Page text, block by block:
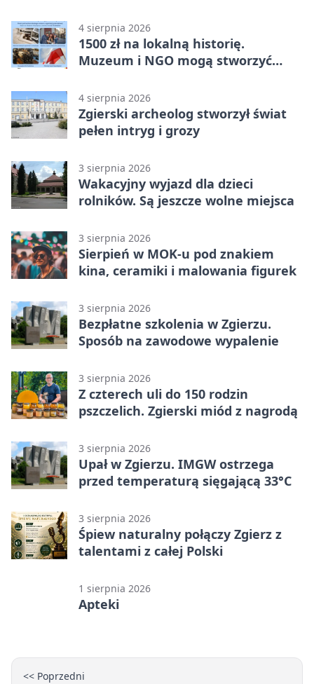
4 sierpnia 2026
1500 zł na lokalną historię.
Muzeum i NGO mogą stworzyć
4 sierpnia 2026
Zgierski archeolog stworzył świat
pełen intryg i grozy
3 sierpnia 2026
Wakacyjny wyjazd dla dzieci
rolników. Są jeszcze wolne miejsca
3 sierpnia 2026
Sierpień w MOK-u pod znakiem
kina, ceramiki i malowania figurek
3 sierpnia 2026
Bezpłatne szkolenia w Zgierzu.
Sposób na zawodowe wypalenie
3 sierpnia 2026
Z czterech uli do 150 rodzin
pszczelich. Zgierski miód z nagrodą
3 sierpnia 2026
Upał w Zgierzu. IMGW ostrzega
przed temperaturą sięgającą 33°C
3 sierpnia 2026
Śpiew naturalny połączy Zgierz z
talentami z całej Polski
1 sierpnia 2026
Apteki
<< Poprzedni